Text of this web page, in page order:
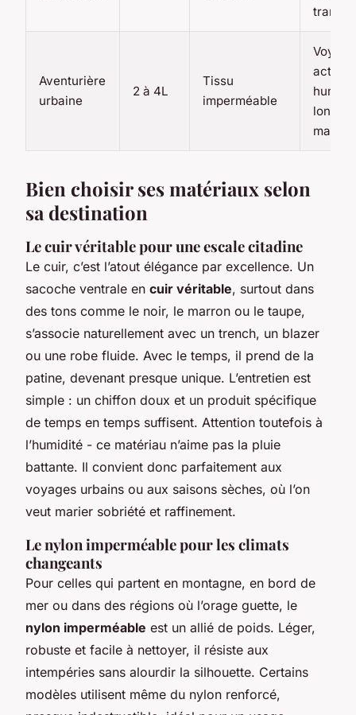
Aventurière
urbaine
2 à 4L
Tissu
imperméable
actifs,
Bien choisir ses matériaux selon
sa destination
Le cuir véritable pour une escale citadine
Le cuir, c’est l’atout élégance par excellence. Un
sacoche ventrale en cuir véritable, surtout dans
des tons comme le noir, le marron ou le taupe,
s’associe naturellement avec un trench, un blazer
ou une robe fluide. Avec le temps, il prend de la
patine, devenant presque unique. L’entretien est
simple : un chiffon doux et un produit spécifique
de temps en temps suffisent. Attention toutefois à
l’humidité - ce matériau n’aime pas la pluie
battante. Il convient donc parfaitement aux
voyages urbains ou aux saisons sèches, où l’on
veut marier sobriété et raffinement.
Le nylon imperméable pour les climats
changeants
Pour celles qui partent en montagne, en bord de
mer ou dans des régions où l’orage guette, le
nylon imperméable est un allié de poids. Léger,
robuste et facile à nettoyer, il résiste aux
intempéries sans alourdir la silhouette. Certains
modèles utilisent même du nylon renforcé,